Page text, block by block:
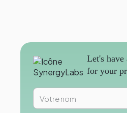
Let's
for your